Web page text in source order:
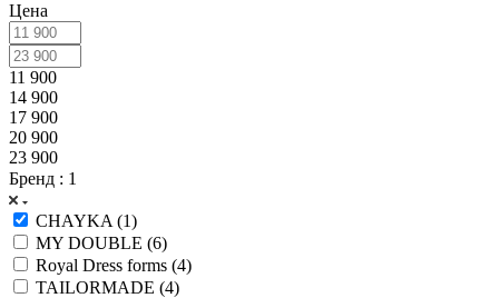
Цена
11 900
14 900
17 900
20 900
23 900
Бренд : 1
CHAYKA (1)
MY DOUBLE (6)
Royal Dress forms (4)
TAILORMADE (4)